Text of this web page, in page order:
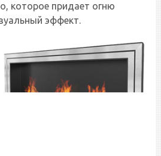
которое придает огню
эффект.